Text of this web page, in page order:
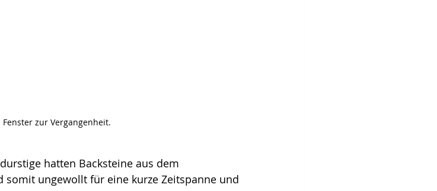
Fenster zur Vergangenheit.
hatten Backsteine aus dem
somit ungewollt für eine kurze Zeitspanne und